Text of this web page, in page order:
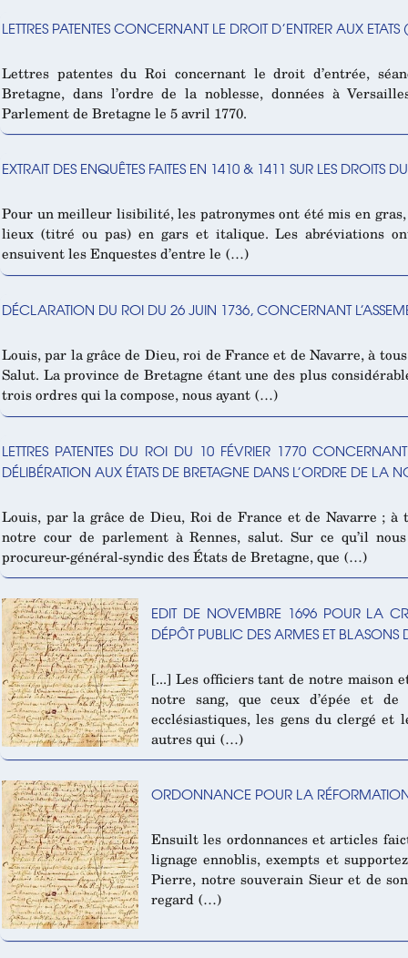
LETTRES PATENTES CONCERNANT LE DROIT D’ENTRER AUX
Lettres patentes du Roi concernant le droit d’entrée,
Bretagne, dans l’ordre de la noblesse, données à
Parlement de Bretagne le 5 avril 1770.
EXTRAIT DES ENQUÊTES FAITES EN 1410 & 1411 SUR LES
Pour un meilleur lisibilité, les patronymes ont été mis en
lieux (titré ou pas) en gars et italique. Les abréviations
ensuivent les Enquestes d’entre le (…)
DÉCLARATION DU ROI DU 26 JUIN 1736, CONCERNANT
Louis, par la grâce de Dieu, roi de France et de Navarre, à
Salut. La province de Bretagne étant une des plus
trois ordres qui la compose, nous ayant (…)
LETTRES PATENTES DU ROI DU 10 FÉVRIER 1770
DÉLIBÉRATION AUX ÉTATS DE BRETAGNE DANS L’ORDRE DE LA
Louis, par la grâce de Dieu, Roi de France et de Navarre ; à
notre cour de parlement à Rennes, salut. Sur ce qu’il
procureur-général-syndic des États de Bretagne, que (…)
EDIT DE NOVEMBRE 1696 POUR LA
DÉPÔT PUBLIC DES ARMES ET
[...] Les officiers tant de notre maison
notre sang, que ceux d’épée et
ecclésiastiques, les gens du clergé et
autres qui (…)
ORDONNANCE POUR LA
Ensuilt les ordonnances et articles
lignage ennoblis, exempts et
Pierre, notre souverain Sieur et de
regard (…)